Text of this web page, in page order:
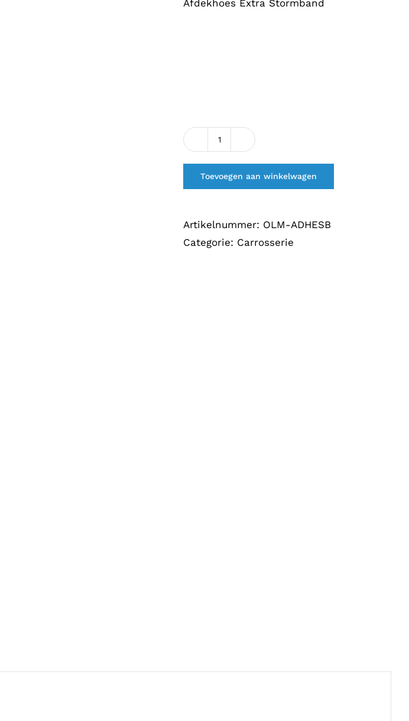
Afdekhoes Extra Stormband
Afdekhoes
Extra
Stormband
Toevoegen aan winkelwagen
Artikelnummer: OLM-ADHESB
Categorie: Carrosserie